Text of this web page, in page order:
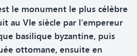
le monument le plus célèbre
au VIe siècle par l’empereur
basilique byzantine, puis
ottomane, ensuite en